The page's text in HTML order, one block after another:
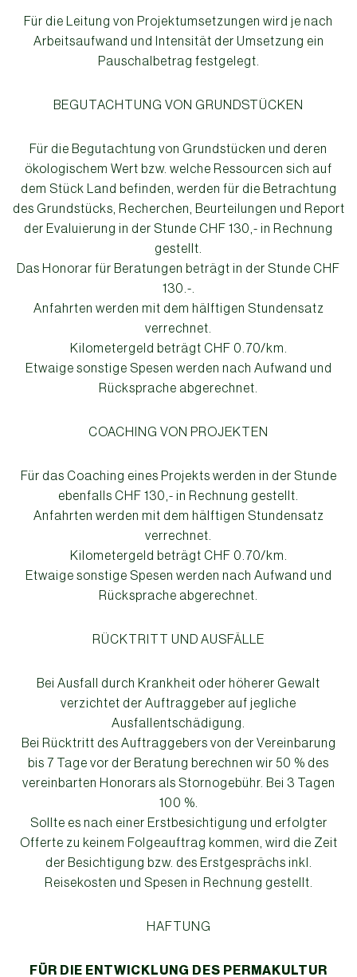
Für die Leitung von Projektumsetzungen wird je nach
Arbeitsaufwand und Intensität der Umsetzung ein
Pauschalbetrag festgelegt.
BEGUTACHTUNG VON GRUNDSTÜCKEN
Für die Begutachtung von Grundstücken und deren
ökologischem Wert bzw. welche Ressourcen sich auf
dem Stück Land befinden, werden für die Betrachtung
des Grundstücks, Recherchen, Beurteilungen und Report
der Evaluierung in der Stunde CHF 130,- in Rechnung
gestellt.
Das Honorar für Beratungen beträgt in der Stunde CHF
130.-.
Anfahrten werden mit dem hälftigen Stundensatz
verrechnet.
Kilometergeld beträgt CHF 0.70/km.
Etwaige sonstige Spesen werden nach Aufwand und
Rücksprache abgerechnet.
COACHING VON PROJEKTEN
Für das Coaching eines Projekts werden in der Stunde
ebenfalls CHF 130,- in Rechnung gestellt.
Anfahrten werden mit dem hälftigen Stundensatz
verrechnet.
Kilometergeld beträgt CHF 0.70/km.
Etwaige sonstige Spesen werden nach Aufwand und
Rücksprache abgerechnet.
RÜCKTRITT UND AUSFÄLLE
Bei Ausfall durch Krankheit oder höherer Gewalt
verzichtet der Auftraggeber auf jegliche
Ausfallentschädigung.
Bei Rücktritt des Auftraggebers von der Vereinbarung
bis 7 Tage vor der Beratung berechnen wir 50 % des
vereinbarten Honorars als Stornogebühr. Bei 3 Tagen
100 %.
Sollte es nach einer Erstbesichtigung und erfolgter
Offerte zu keinem Folgeauftrag kommen, wird die Zeit
der Besichtigung bzw. des Erstgesprächs inkl.
Reisekosten und Spesen in Rechnung gestellt.
HAFTUNG
FÜR DIE ENTWICKLUNG DES PERMAKULTUR